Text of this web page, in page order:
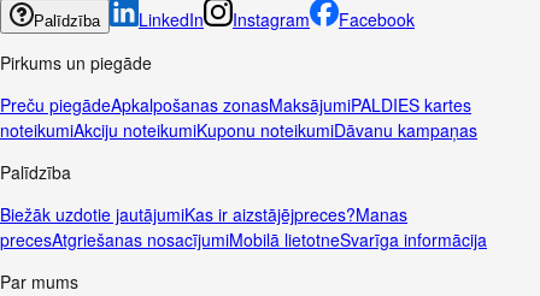
Palīdzība LinkedIn Instagram
Facebook
Pirkums un piegāde
Preču piegādeApkalpošanas zonasMaksājumiPALDIES kartes
noteikumiAkciju noteikumiKuponu noteikumiDāvanu kampaņas
Palīdzība
Biežāk uzdotie jautājumiKas ir aizstājējpreces?Manas
precesAtgriešanas nosacījumiMobilā lietotneSvarīga informācija
Par mums